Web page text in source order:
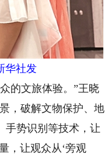
华社发
的文旅体验。”王晓
，破解文物保护、地
手势识别等技术，让
，让观众从‘旁观